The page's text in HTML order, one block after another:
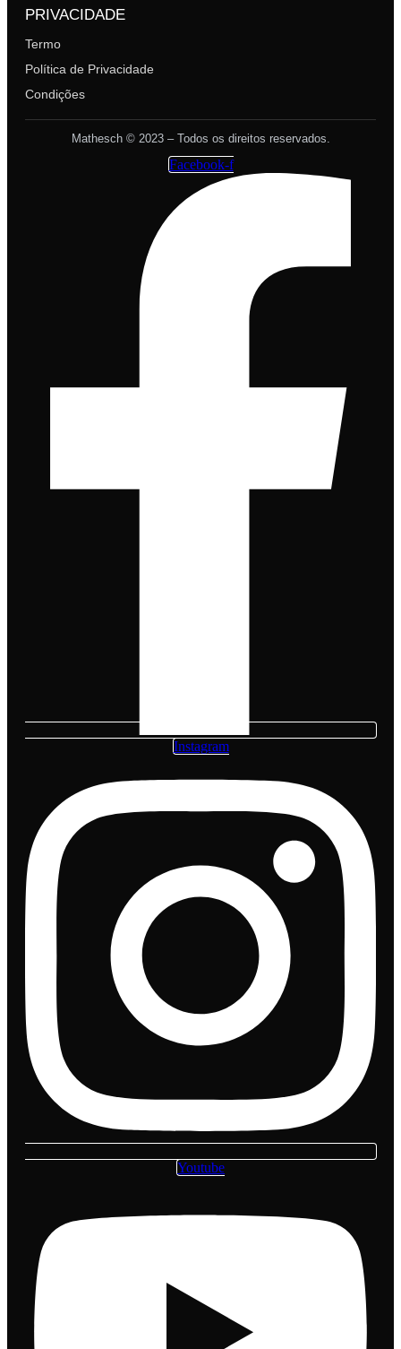
PRIVACIDADE
Termo
Política de Privacidade
Condições
Mathesch © 2023 – Todos os direitos reservados.
Facebook-f
Instagram
Youtube